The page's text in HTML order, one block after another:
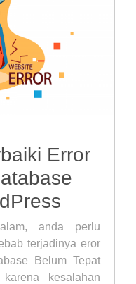
Error
anda perlu
terjadinya eror
Belum Tepat
kesalahan